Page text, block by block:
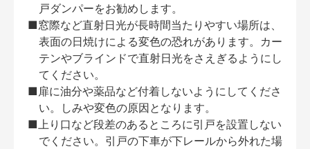
戸ダンパーをお勧めします。
■窓際など直射日光が長時間当たりやすい場所は、
表面の日焼けによる変色の恐れがあります。カー
テンやブラインドで直射日光をさえぎるようにし
てください。
■扉に油分や薬品など付着しないようにしてくださ
い。しみや変色の原因となります。
■上り口など段差のあるところに引戸を設置しない
でください。引戸の下車が下レールから外れた場